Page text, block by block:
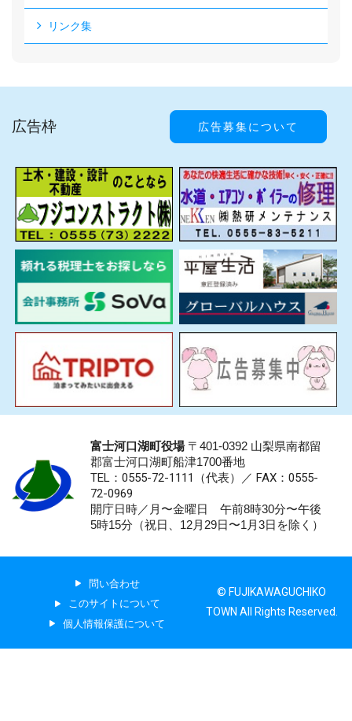
リンク集
広告枠 広告募集について
富士河口湖町役場〒401-0392 山梨県南都留
郡富士河口湖町船津1700番地
TEL：0555-72-1111 （代表）／ FAX：0555-
72-0969
開庁日時／月〜金曜日 午前8時30分〜午後
5時15分（祝日、12月29日〜1月3日を除く）
問い合わせ
このサイトについて
個人情報保護について
© FUJIKAWAGUCHIKO
TOWN All Rights Reserved.